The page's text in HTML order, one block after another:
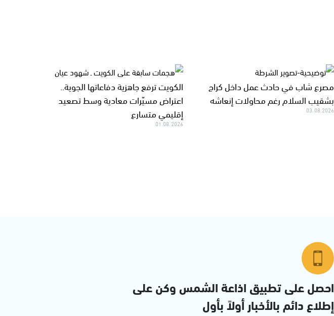
مصرع شاب في حادث عمل داخل كراج
بشقيب السلام رغم محاولات إنعاشه
03.08.2026
الكويت ترفع جاهزية دفاعاتها الجوية..
اعتراض مسيّرات معادية وسط تصعيد
إقليمي متسارع
01.08.2026
احصل على تطبيق اذاعة الشمس وكن على
إطلاع دائم بالأخبار أولاً بأول